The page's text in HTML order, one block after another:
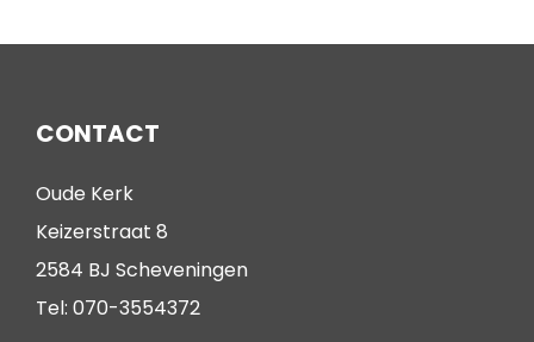
CONTACT
Oude Kerk
Keizerstraat 8
2584 BJ Scheveningen
Tel: 070-3554372